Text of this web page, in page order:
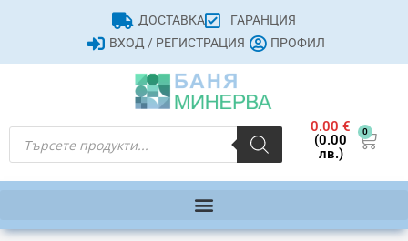
ДОСТАВКА
ГАРАНЦИЯ
ВХОД / РЕГИСТРАЦИЯ
ПРОФИЛ
0.00€
(0.00
лв.)
0